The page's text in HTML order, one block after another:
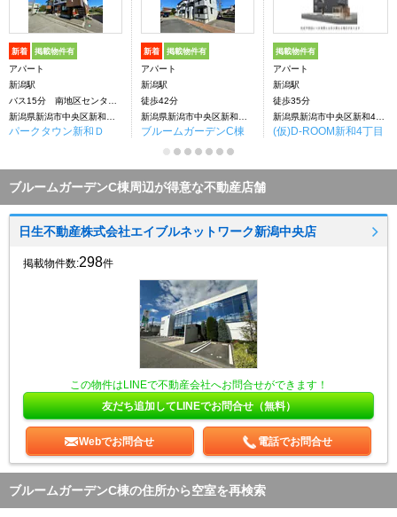
新着 掲載物件有
アパート
新潟駅
バス15分 南地区センター下車：停歩4分
パークタウン新和Ｄ
新着 掲載物件有
アパート
新潟駅
徒歩42分
ブルームガーデンC棟
掲載物件有
アパート
新潟駅
徒歩35分
(仮)D-ROOM新和4丁目
ブルームガーデンC棟周辺が得意な不動産店舗
日生不動産株式会社エイブルネットワーク新潟中央店
掲載物件数:298件
この物件はLINEで不動産会社へお問合せができます！
友だち追加してLINEでお問合せ（無料）
Webでお問合せ 電話でお問合せ
ブルームガーデンC棟の住所から空室を再検索